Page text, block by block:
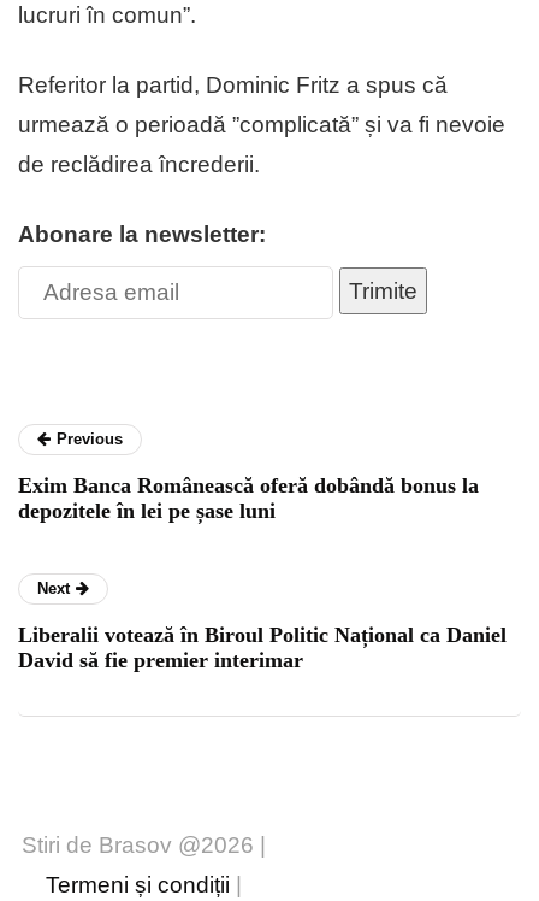
lucruri în comun”.
Referitor la partid, Dominic Fritz a spus că
urmează o perioadă ”complicată” și va fi nevoie
de reclădirea încrederii.
Abonare la newsletter:
Trimite
Previous
Exim Banca Românească oferă dobândă bonus la
depozitele în lei pe șase luni
Next
Liberalii votează în Biroul Politic Național ca Daniel
David să fie premier interimar
Stiri de Brasov @2026 |
Termeni și condiții